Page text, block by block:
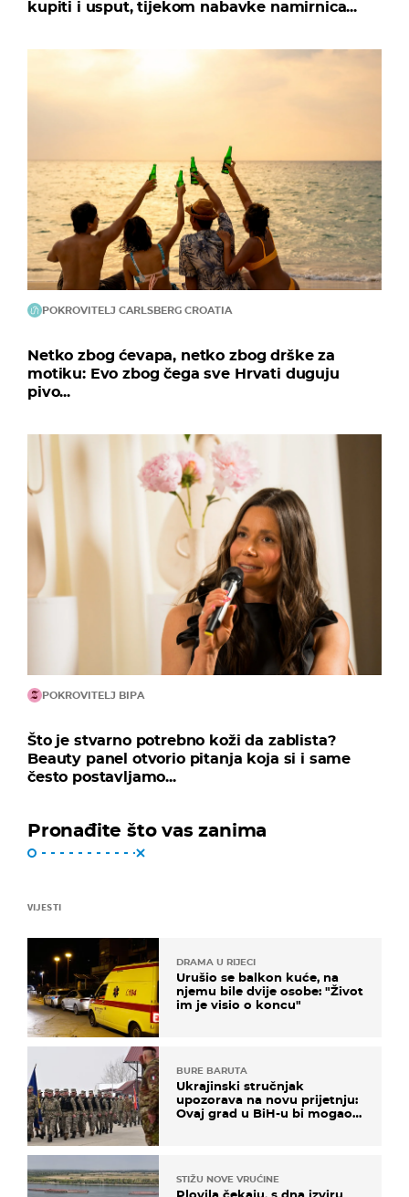
kupiti i usput, tijekom nabavke namirnica...
POKROVITELJ CARLSBERG CROATIA
Netko zbog ćevapa, netko zbog drške za
motiku: Evo zbog čega sve Hrvati duguju
pivo...
POKROVITELJ BIPA
Što je stvarno potrebno koži da zablista?
Beauty panel otvorio pitanja koja si i same
često postavljamo...
Pronađite što vas zanima
VIJESTI
DRAMA U RIJECI
Urušio se balkon kuće, na
njemu bile dvije osobe: "Život
im je visio o koncu"
BURE BARUTA
Ukrajinski stručnjak
upozorava na novu prijetnju:
Ovaj grad u BiH-u bi mogao
STIŽU NOVE VRUĆINE